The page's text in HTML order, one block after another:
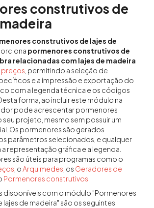
construtivos de
construtivos de lajes de
pormenores construtivos de
relacionadas com lajes de madeira
, permitindo a seleção de
e a impressão e exportação do
com a legenda técnica e os códigos
forma, ao incluir este módulo na
pode acrescentar pormenores
projeto, mesmo sem possuir um
Os pormenores são gerados
parâmetros selecionados, e qualquer
representação gráfica e a legenda.
são úteis para programas como o
, oArquimedes , os Geradores de
Pormenores construtivos
disponíveis com o módulo "Pormenores
de madeira" são os seguintes: